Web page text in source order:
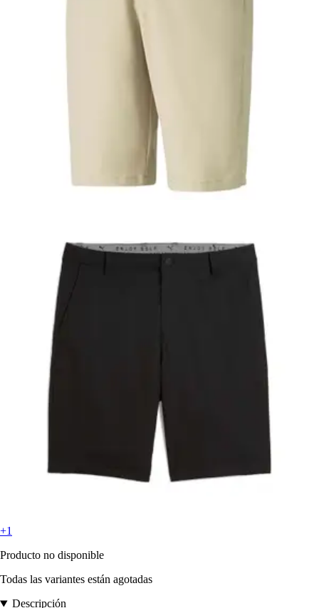
+1
Producto no disponible
Todas las variantes están agotadas
Descripción